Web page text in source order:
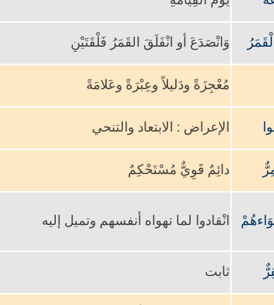
وَانْصَدَعَ أو انْفَلَقَ القَمَرُ فَلْقَتَيْنِ
مُعْجِزَةً ودَليلاً وعِبْرَةً
الإعراض : الابتعاد والتنحي
دائِمٌ قَوِيٌّ مُسْتَحْكِمٌ
انْقادوا لما تهواه أنفسهم وتميل
ثابت